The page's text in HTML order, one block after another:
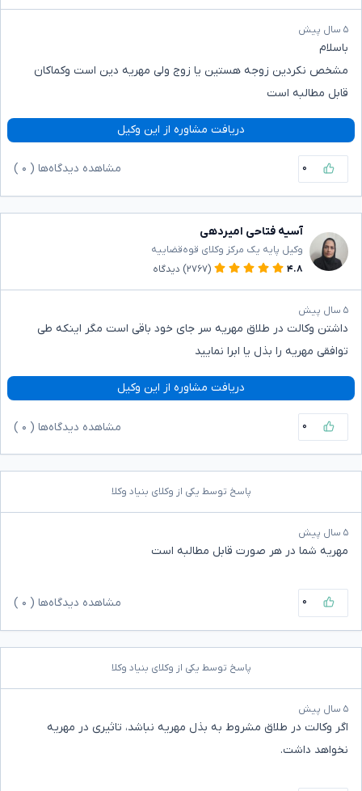
۵ سال پیش
باسلام
مشخص نکردین زوجه هستین یا زوج ولی مهریه دین است وکماکان
قابل مطالبه است
دریافت مشاوره از این وکیل
۰ مشاهده دیدگاه‌ها ( ۰
آسیه فتاحی امیردهی
وکیل پایه یک مرکز وکلای قوه‌قضاییه
۴.۸
(۲۷۶۷) دیدگاه
۵ سال پیش
داشتن وکالت در طلاق مهریه سر جای خود باقی است مگر اینکه طی
توافقی مهریه را بذل یا ابرا نمایید
دریافت مشاوره از این وکیل
۰ مشاهده دیدگاه‌ها ( ۰
پاسخ توسط یکی از وکلای بنیاد وکلا
۵ سال پیش
مهریه شما در هر صورت قابل مطالبه است
۰ مشاهده دیدگاه‌ها ( ۰
پاسخ توسط یکی از وکلای بنیاد وکلا
۵ سال پیش
اگر وکالت در طلاق مشروط به بذل مهریه نباشد، تاثیری در مهریه
نخواهد داشت.